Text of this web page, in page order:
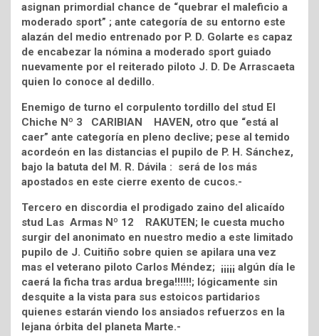
asignan primordial chance de “quebrar el maleficio a
moderado sport” ; ante categoría de su entorno este
alazán del medio entrenado por P. D. Golarte es capaz
de encabezar la nómina a moderado sport guiado
nuevamente por el reiterado piloto J. D. De Arrascaeta
quien lo conoce al dedillo.
Enemigo de turno el corpulento tordillo del stud El
Chiche Nº 3 CARIBIAN HAVEN, otro que “está al
caer” ante categoría en pleno declive; pese al temido
acordeón en las distancias el pupilo de P. H. Sánchez,
bajo la batuta del M. R. Dávila : será de los más
apostados en este cierre exento de cucos.-
Tercero en discordia el prodigado zaino del alicaído
stud Las Armas Nº 12 RAKUTEN; le cuesta mucho
surgir del anonimato en nuestro medio a este limitado
pupilo de J. Cuitiño sobre quien se apilara una vez
mas el veterano piloto Carlos Méndez; ¡¡¡¡¡ algún día le
caerá la ficha tras ardua brega!!!!!!; lógicamente sin
desquite a la vista para sus estoicos partidarios
quienes estarán viendo los ansiados refuerzos en la
lejana órbita del planeta Marte.-